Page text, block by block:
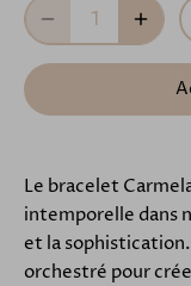
Le bracelet
intemporelle dans
et la
orchestré pour